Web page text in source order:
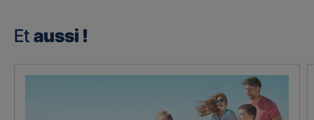
Et aussi !